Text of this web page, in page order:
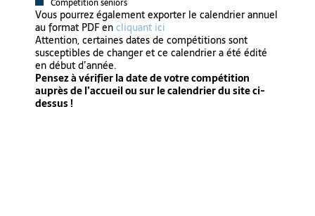
Compétition séniors
Vous pourrez également exporter le calendrier annuel
au format PDF encliquant ici
Attention, certaines dates de compétitions sont
susceptibles de changer et ce calendrier a été édité
en début d’année.
Pensez à vérifier la date de votre compétition
auprès de l’accueil ou sur le calendrier du site ci-
dessus !